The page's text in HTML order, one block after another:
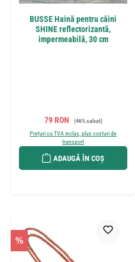
BUSSE Haină pentru câini
SHINE reflectorizantă,
impermeabilă, 30 cm
Preț de vânzare:
79 RON Preț obișnuit:
(46% salvat)
Prețuri cu TVA inclus, plus costuri de
transport
ADAUGĂ ÎN COȘ
%